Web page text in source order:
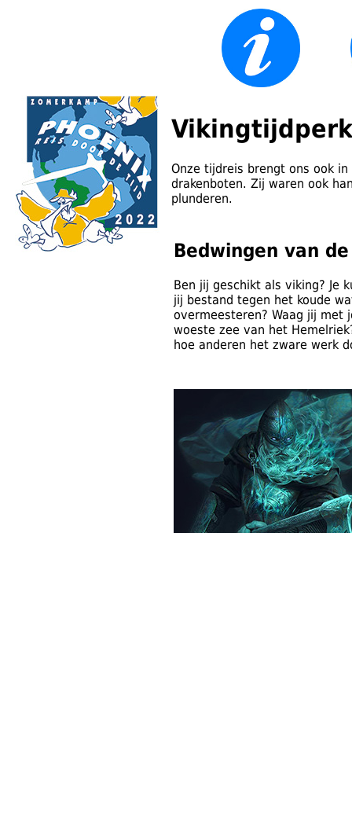
Vikingtijdperk
Onze tijdreis brengt ons ook
drakenboten. Zij waren ook
plunderen.
Bedwingen van
Ben jij geschikt als viking? Je
jij bestand tegen het koude
overmeesteren? Waag jij met
woeste zee van het
hoe anderen het zware werk